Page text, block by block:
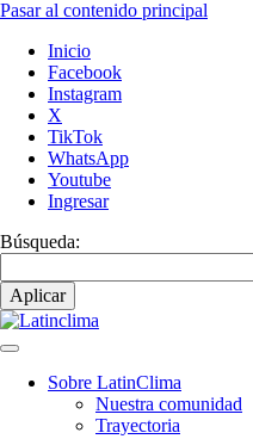
Pasar al contenido principal
Inicio
Facebook
Instagram
X
TikTok
WhatsApp
Youtube
Ingresar
Búsqueda:
Navegación
Sobre LatinClima
Nuestra comunidad
Trayectoria